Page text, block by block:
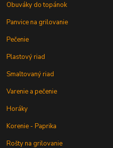
Obuváky do topánok
Panvice na grilovanie
Pečenie
Plastový riad
Smaltovaný riad
Varenie a pečenie
Horáky
Korenie - Paprika
Rošty na grilovanie